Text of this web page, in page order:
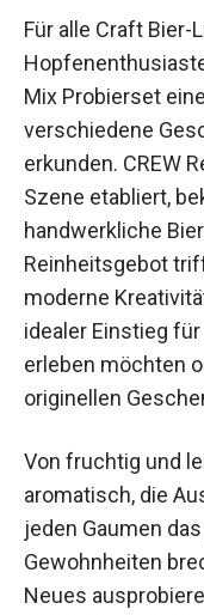
Für alle Craft Bier-
Mix Probierset
verschiedene
erkunden. CREW
Szene etabliert,
handwerkliche
Reinheitsgebot
moderne
idealer Einstieg
erleben möchten
originellen
Von fruchtig und
aromatisch, die
jeden Gaumen
Gewohnheiten
Neues